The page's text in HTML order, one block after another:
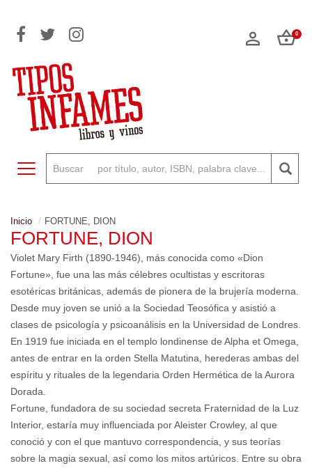
0
Toggle navigation
Inicio FORTUNE, DION
FORTUNE, DION
Violet Mary Firth (1890-1946), más conocida como «Dion
Fortune», fue una las más célebres ocultistas y escritoras
esotéricas británicas, además de pionera de la brujería moderna.
Desde muy joven se unió a la Sociedad Teosófica y asistió a
clases de psicología y psicoanálisis en la Universidad de Londres.
En 1919 fue iniciada en el templo londinense de Alpha et Omega,
antes de entrar en la orden Stella Matutina, herederas ambas del
espíritu y rituales de la legendaria Orden Hermética de la Aurora
Dorada.
Fortune, fundadora de su sociedad secreta Fraternidad de la Luz
Interior, estaría muy influenciada por Aleister Crowley, al que
conoció y con el que mantuvo correspondencia, y sus teorías
sobre la magia sexual, así como los mitos artúricos. Entre su obra